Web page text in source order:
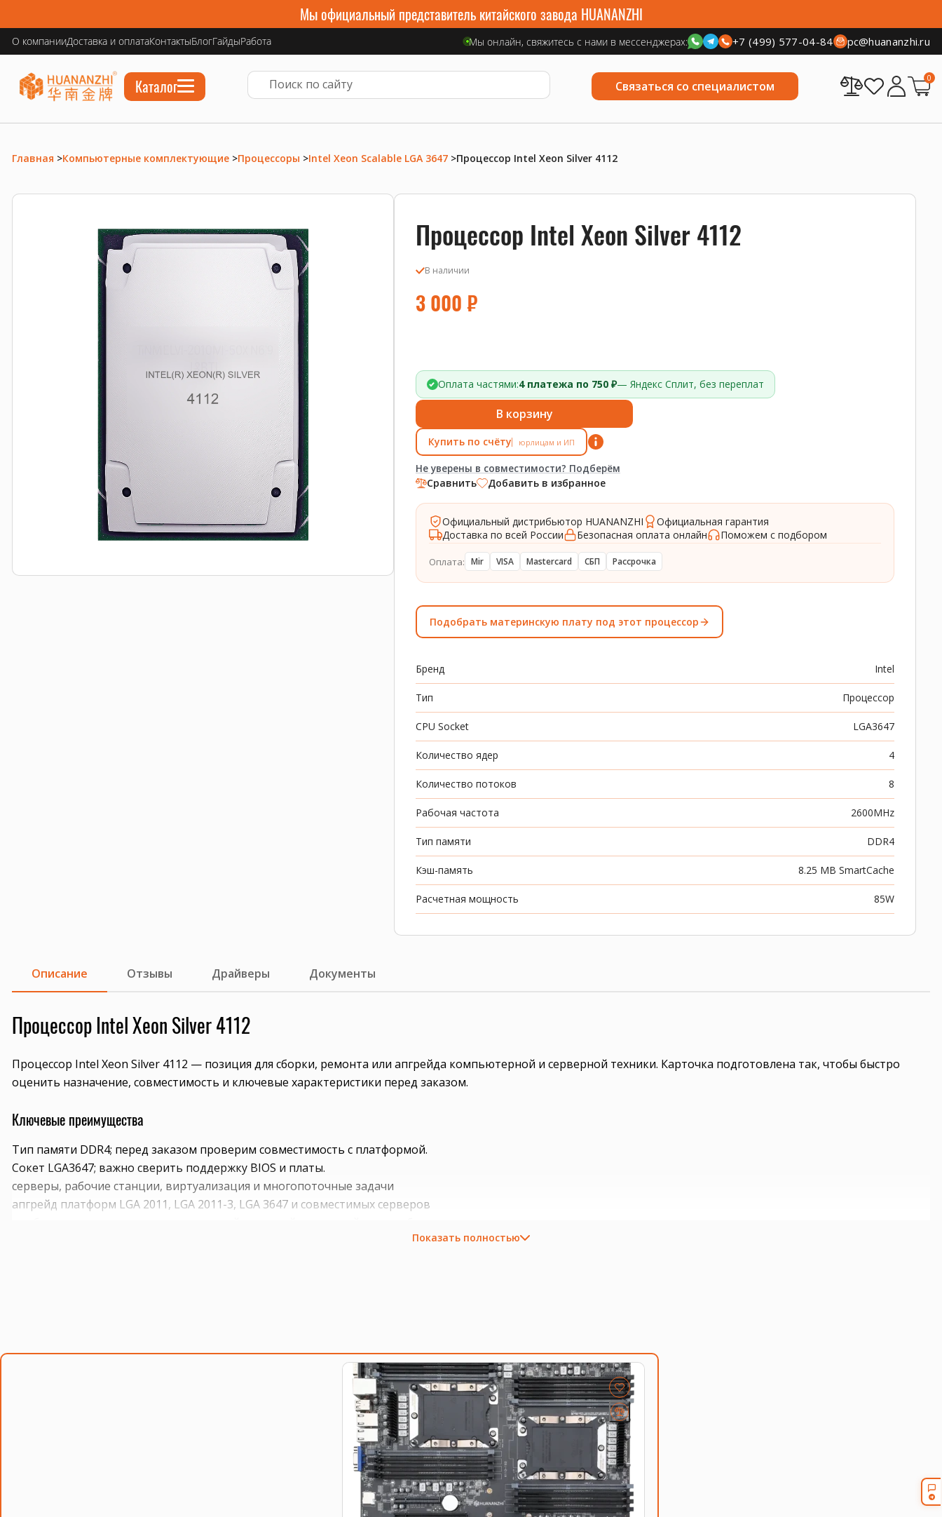
Мы официальный представитель китайского завода HUANANZHI
О компанииДоставка и оплатаКонтактыБлогГайдыРабота Мы онлайн, свяжитесь с нами в мессенджерах: +7 (499) 577-04-84 pc@huananzhi.ru
Каталог Связаться со специалистом
0
Главная >Компьютерные комплектующие >Процессоры >Intel Xeon Scalable LGA 3647 >Процессор Intel Xeon Silver 4112
Процессор Intel Xeon Silver 4112
В наличии
3 000₽
Оплата частями:4 платежа по 750 ₽— Яндекс Сплит, без переплат
В корзину
Купить по счёту юрлицам и ИП
Не уверены в совместимости? Подберём
Сравнить Добавить в избранное
Официальный дистрибьютор HUANANZHI
Официальная гарантия
Доставка по всей России
Безопасная оплата онлайн Поможем с подбором
Оплата: Mir VISA Mastercard СБП Рассрочка
Подобрать материнскую плату под этот процессор
Бренд Intel
Тип Процессор
CPU Socket LGA3647
Количество ядер 4
Количество потоков 8
Рабочая частота 2600MHz
Тип памяти DDR4
Кэш-память 8.25 MB SmartCache
Расчетная мощность 85W
Описание Отзывы Драйверы Документы
Процессор Intel Xeon Silver 4112
Процессор Intel Xeon Silver 4112 — позиция для сборки, ремонта или апгрейда компьютерной и серверной техники. Карточка подготовлена так, чтобы быстро
оценить назначение, совместимость и ключевые характеристики перед заказом.
Ключевые преимущества
Тип памяти DDR4; перед заказом проверим совместимость с платформой.
Сокет LGA3647; важно сверить поддержку BIOS и платы.
серверы, рабочие станции, виртуализация и многопоточные задачи
апгрейд платформ LGA 2011, LGA 2011-3, LGA 3647 и совместимых серверов
серверные накопители.
Показать полностью